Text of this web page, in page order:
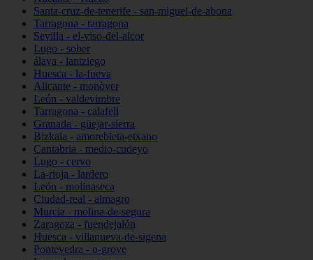
Santa-cruz-de-tenerife - san-miguel-de-abona
Tarragona - tarragona
Sevilla - el-viso-del-alcor
Lugo - sober
álava - lantziego
Huesca - la-fueva
Alicante - monòver
León - valdevimbre
Tarragona - calafell
Granada - güejar-sierra
Bizkaia - amorebieta-etxano
Cantabria - medio-cudeyo
Lugo - cervo
La-rioja - lardero
León - molinaseca
Ciudad-real - almagro
Murcia - molina-de-segura
Zaragoza - fuendejalón
Huesca - villanueva-de-sigena
Pontevedra - o-grove